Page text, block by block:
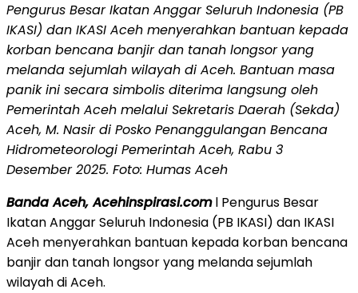
Pengurus Besar Ikatan Anggar Seluruh Indonesia (PB
IKASI) dan IKASI Aceh menyerahkan bantuan kepada
korban bencana banjir dan tanah longsor yang
melanda sejumlah wilayah di Aceh. Bantuan masa
panik ini secara simbolis diterima langsung oleh
Pemerintah Aceh melalui Sekretaris Daerah (Sekda)
Aceh, M. Nasir di Posko Penanggulangan Bencana
Hidrometeorologi Pemerintah Aceh, Rabu 3
Desember 2025. Foto: Humas Aceh
Banda Aceh, Acehinspirasi.coml Pengurus Besar
Ikatan Anggar Seluruh Indonesia (PB IKASI) dan IKASI
Aceh menyerahkan bantuan kepada korban bencana
banjir dan tanah longsor yang melanda sejumlah
wilayah di Aceh.